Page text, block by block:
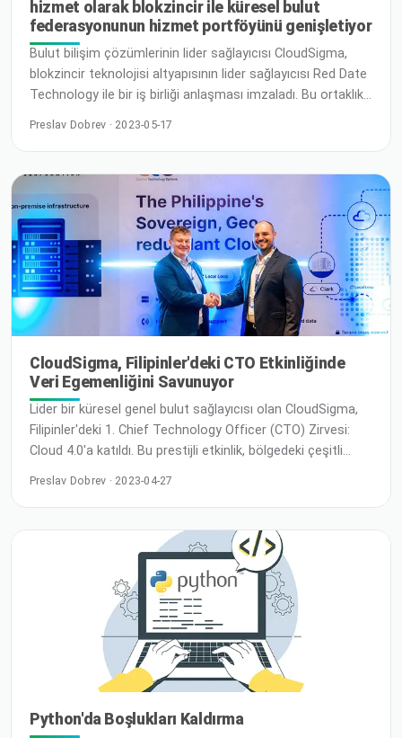
hizmet olarak blokzincir ile küresel bulut
federasyonunun hizmet portföyünü genişletiyor
Bulut bilişim çözümlerinin lider sağlayıcısı CloudSigma,
blokzincir teknolojisi altyapısının lider sağlayıcısı Red Date
Technology ile bir iş birliği anlaşması imzaladı. Bu ortaklık,
yönetilen hizmet olarak blokzinciri; ABD, Meksika, Birleşik
konumlarının tüm ağına getirecek.
Preslav Dobrev · 2023-05-17
CloudSigma, Filipinler'deki CTO Etkinliğinde
Veri Egemenliğini Savunuyor
Lider bir küresel genel bulut sağlayıcısı olan CloudSigma,
Filipinler'deki 1. Chief Technology Officer (CTO) Zirvesi:
Cloud 4.0'a katıldı. Bu prestijli etkinlik, bölgedeki çeşitli
sektörlerden üst düzey teknoloji yöneticilerini ve liderlerini
pazarında büyüyen varlığıyla birlikte, CTO etkinliği bir
Preslav Dobrev · 2023-04-27
Python'da Boşlukları Kaldırma